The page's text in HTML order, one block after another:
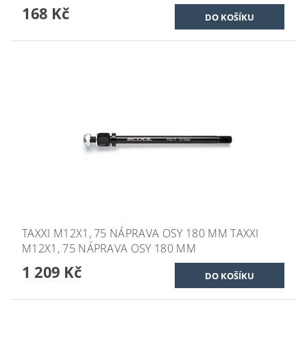
168 Kč
TAXXI M12X1, 75 NÁPRAVA OSY 180 MM TAXXI
M12X1, 75 NÁPRAVA OSY 180 MM
1 209 Kč